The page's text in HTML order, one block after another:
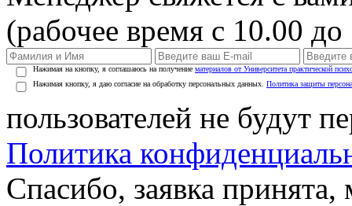
(рабочее время с 10.00
Нажимая на кнопку, я соглашаюсь на получение материалов от Университета практической
Нажимая кнопку, я даю согласие на обработку персональных данных. Политика защиты
пользователей не будут
Политика
Спасибо, заявка